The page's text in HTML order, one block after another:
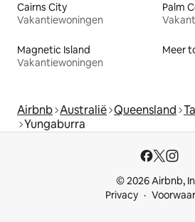
Cairns City
Vakantiewoningen
Palm
Magnetic Island
Vakantiewoningen
Meer
Airbnb Australië Queensland
Yungaburra
© 2026 Airbnb,
Privacy